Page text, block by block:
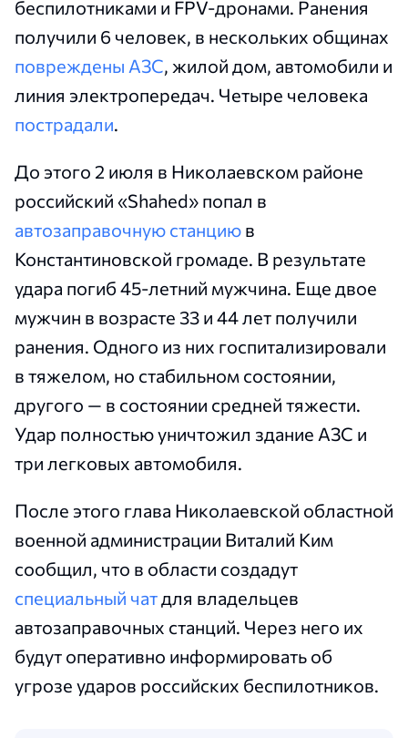
беспилотниками и FPV-дронами. Ранения
получили 6 человек, в нескольких общинах
повреждены АЗС, жилой дом, автомобили и
линия электропередач. Четыре человека
пострадали.
До этого 2 июля в Николаевском районе
российский «Shahed» попал в
автозаправочную станцию в
Константиновской громаде. В результате
удара погиб 45-летний мужчина. Еще двое
мужчин в возрасте 33 и 44 лет получили
ранения. Одного из них госпитализировали
в тяжелом, но стабильном состоянии,
другого — в состоянии средней тяжести.
Удар полностью уничтожил здание АЗС и
три легковых автомобиля.
После этого глава Николаевской областной
военной администрации Виталий Ким
сообщил, что в области создадут
специальный чатдля владельцев
автозаправочных станций. Через него их
будут оперативно информировать об
угрозе ударов российских беспилотников.